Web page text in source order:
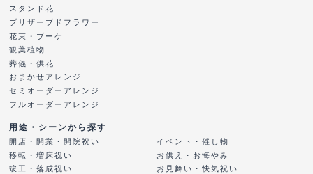
スタンド花
プリザーブドフラワー
花束・ブーケ
観葉植物
葬儀・供花
おまかせアレンジ
セミオーダーアレンジ
フルオーダーアレンジ
用途・シーンから探す
開店・開業・開院祝い
移転・増床祝い
竣工・落成祝い
イベント・催し物
お供え・お悔やみ
お見舞い・快気祝い